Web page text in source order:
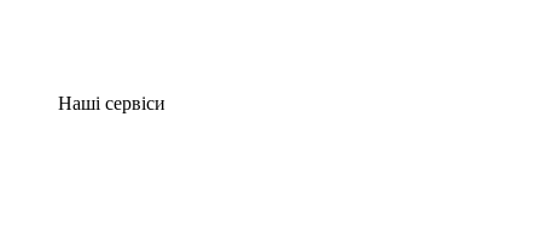
Наші сервіси